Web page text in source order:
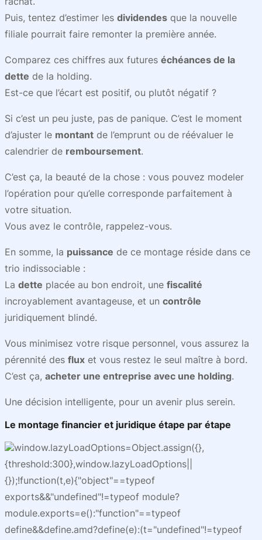
Puis, tentez d’estimer les dividendes que la nouvelle
filiale pourrait faire remonter la première année.
Comparez ces chiffres aux futures échéances de la
dette de la holding.
Est-ce que l’écart est positif, ou plutôt négatif ?
Si c’est un peu juste, pas de panique. C’est le moment
d’ajuster le montant de l’emprunt ou de réévaluer le
calendrier de remboursement.
C’est ça, la beauté de la chose : vous pouvez modeler
l’opération pour qu’elle corresponde parfaitement à
votre situation.
Vous avez le contrôle, rappelez-vous.
En somme, la puissance de ce montage réside dans ce
trio indissociable :
La dette placée au bon endroit, une fiscalité
incroyablement avantageuse, et un contrôle
juridiquement blindé.
Vous minimisez votre risque personnel, vous assurez la
pérennité des flux et vous restez le seul maître à bord.
C’est ça, acheter une entreprise avec une holding.
Une décision intelligente, pour un avenir plus serein.
Le montage financier et juridique étape par étape
window.lazyLoadOptions=Object.assign({},
{threshold:300},window.lazyLoadOptions||
{});!function(t,e){"object"==typeof
exports&&"undefined"!=typeof module?
module.exports=e():"function"==typeof
define&&define.amd?define(e):(t="undefined"!=typeof